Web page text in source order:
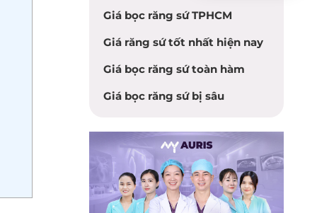
Giá bọc răng sứ TPHCM
Giá răng sứ tốt nhất hiện nay
Giá bọc răng sứ toàn hàm
Giá bọc răng sứ bị sâu